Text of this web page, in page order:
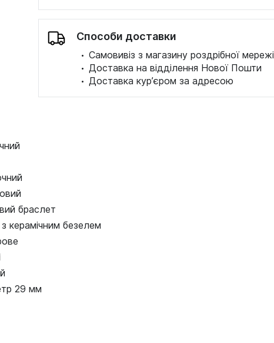
Способи доставки
·Самовивіз з магазину роздрібної мережі
·Доставка на відділення Нової Пошти
·Доставка кур’єром за адресою
браслет
керамічним безелем
29 мм